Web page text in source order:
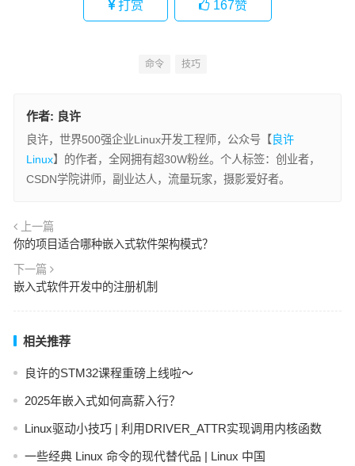
打赏 167赞
命令 技巧
作者: 良许
良许，世界500强企业Linux开发工程师，公众号【 良许
Linux】的作者，全网拥有超30W粉丝。个人标签：创业者，
CSDN学院讲师，副业达人，流量玩家，摄影爱好者。
上一篇
你的项目适合哪种嵌入式软件架构模式？
下一篇
嵌入式软件开发中的注册机制
相关推荐
良许的STM32课程重磅上线啦～
2025年嵌入式如何高薪入行？
Linux驱动小技巧 | 利用DRIVER_ATTR实现调用内核函数
一些经典 Linux 命令的现代替代品 | Linux 中国